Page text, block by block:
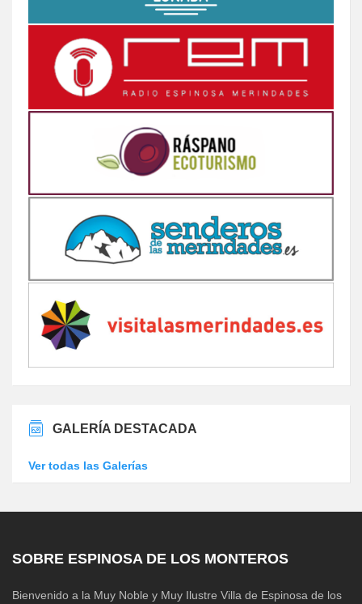
GALERÍA DESTACADA
Ver todas las Galerías
SOBRE ESPINOSA DE LOS MONTEROS
Bienvenido a la Muy Noble y Muy Ilustre Villa de Espinosa de los